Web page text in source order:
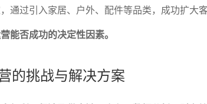
通过引入家居、户外、配件等品类，成功扩大
能否成功的决定性因素。
的挑战与解决方案